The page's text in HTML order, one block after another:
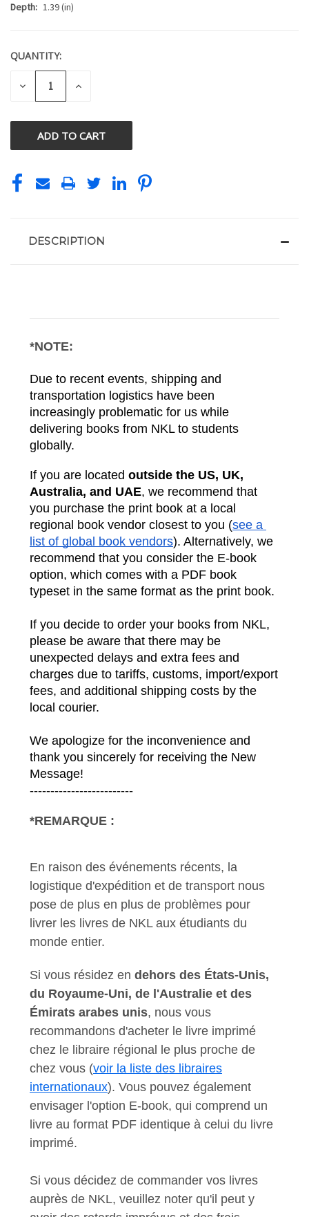
Depth: 1.39 (in)
CURRENT
STOCK:
QUANTITY:
DECREASE INCREASE
DESCRIPTION
*NOTE:
Due to recent events, shipping and
transportation logistics have been
increasingly problematic for us while
delivering books from NKL to students
globally.
If you are located outside the US, UK,
Australia, and UAE, we recommend that
you purchase the print book at a local
regional book vendor closest to you (see a
list of global book vendors). Alternatively, we
recommend that you consider the E-book
option, which comes with a PDF book
typeset in the same format as the print book.
If you decide to order your books from NKL,
please be aware that there may be
unexpected delays and extra fees and
charges due to tariffs, customs, import/export
fees, and additional shipping costs by the
local courier.
We apologize for the inconvenience and
thank you sincerely for receiving the New
Message!
-------------------------
*REMARQUE :
En raison des événements récents, la
logistique d'expédition et de transport nous
pose de plus en plus de problèmes pour
livrer les livres de NKL aux étudiants du
monde entier.
Si vous résidez en dehors des États-Unis,
du Royaume-Uni, de l'Australie et des
Émirats arabes unis, nous vous
recommandons d'acheter le livre imprimé
chez le libraire régional le plus proche de
chez vous (voir la liste des libraires
internationaux). Vous pouvez également
envisager l'option E-book, qui comprend un
livre au format PDF identique à celui du livre
imprimé.
Si vous décidez de commander vos livres
auprès de NKL, veuillez noter qu'il peut y